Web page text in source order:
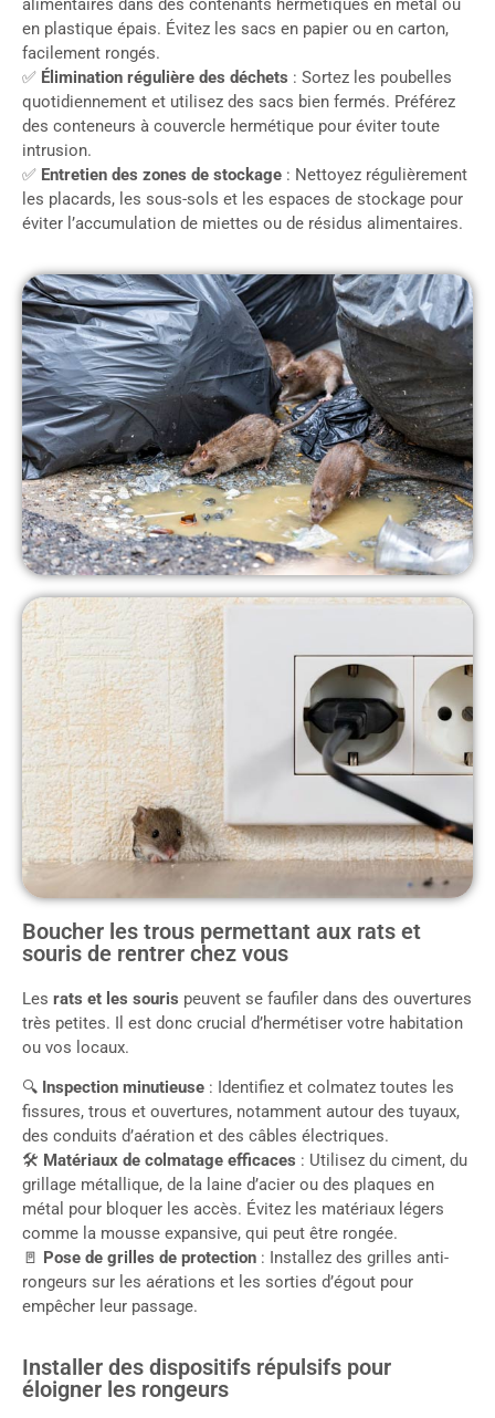
alimentaires dans des contenants hermétiques en métal ou
en plastique épais. Évitez les sacs en papier ou en carton,
facilement rongés.
✅ Élimination régulière des déchets : Sortez les poubelles
quotidiennement et utilisez des sacs bien fermés. Préférez
des conteneurs à couvercle hermétique pour éviter toute
intrusion.
✅ Entretien des zones de stockage : Nettoyez régulièrement
les placards, les sous-sols et les espaces de stockage pour
éviter l’accumulation de miettes ou de résidus alimentaires.
Boucher les trous permettant aux rats et
souris de rentrer chez vous
Les rats et les souris peuvent se faufiler dans des ouvertures
très petites. Il est donc crucial d’hermétiser votre habitation
ou vos locaux.
🔍 Inspection minutieuse : Identifiez et colmatez toutes les
fissures, trous et ouvertures, notamment autour des tuyaux,
des conduits d’aération et des câbles électriques.
🛠 Matériaux de colmatage efficaces : Utilisez du ciment, du
grillage métallique, de la laine d’acier ou des plaques en
métal pour bloquer les accès. Évitez les matériaux légers
comme la mousse expansive, qui peut être rongée.
🚪 Pose de grilles de protection : Installez des grilles anti-
rongeurs sur les aérations et les sorties d’égout pour
empêcher leur passage.
Installer des dispositifs répulsifs pour
éloigner les rongeurs